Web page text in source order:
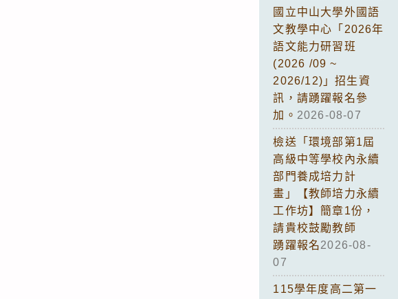
國立中山大學外國語
文教學中心「2026年
語文能力研習班
(2026 /09 ~
2026/12)」招生資
訊，請踴躍報名參
加。 2026-08-07
檢送「環境部第1屆
高級中等學校內永續
部門養成培力計
畫」【教師培力永續
工作坊】簡章1份，
請貴校鼓勵教師
踴躍報名2026-08-
07
115學年度高二第一